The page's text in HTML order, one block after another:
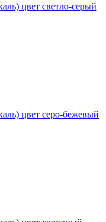
цвет светло-серый
цвет серо-бежевый